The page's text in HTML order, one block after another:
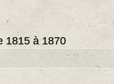
1815 à 1870